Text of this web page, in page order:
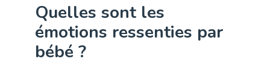
Quelles sont les
émotions ressenties par
bébé ?